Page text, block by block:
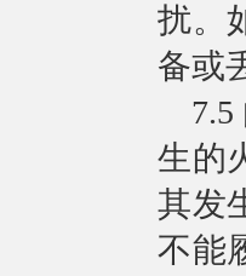
扰。
备或
生的
其发
不能